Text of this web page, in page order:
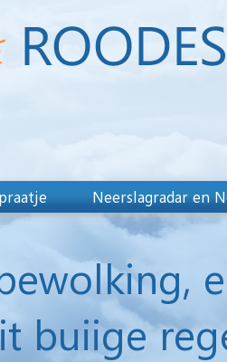
Neerslagradar en
buiige